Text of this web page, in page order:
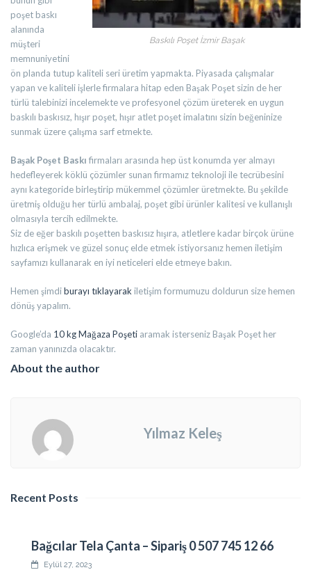
Baskılı Poşet İzmir Başak
poşet baskı
alanında
müşteri
memnuniyetini
ön planda tutup kaliteli seri üretim yapmakta. Piyasada çalışmalar
yapan ve kaliteli işlerle firmalara hitap eden Başak Poşet sizin de her
türlü talebinizi incelemekte ve profesyonel çözüm üreterek en uygun
baskılı baskısız, hışır poşet, hışır atlet poşet imalatını sizin beğeninize
sunmak üzere çalışma sarf etmekte.
Başak Poşet Baskı firmaları arasında hep üst konumda yer almayı
hedefleyerek köklü çözümler sunan firmamız teknoloji ile tecrübesini
aynı kategoride birleştirip mükemmel çözümler üretmekte. Bu şekilde
üretmiş olduğu her türlü ambalaj, poşet gibi ürünler kalitesi ve kullanışlı
olmasıyla tercih edilmekte.
Siz de eğer baskılı poşetten baskısız hışıra, atletlere kadar birçok ürüne
hızlıca erişmek ve güzel sonuç elde etmek istiyorsanız hemen iletişim
sayfamızı kullanarak en iyi neticeleri elde etmeye bakın.
Hemen şimdiburayı tıklayarak iletişim formumuzu doldurun size hemen
dönüş yapalım.
Google’da 10 kg Mağaza Poşeti aramak isterseniz Başak Poşet her
zaman yanınızda olacaktır.
About the author
Yılmaz Keleş
Recent Posts
Bağcılar Tela Çanta – Sipariş 0 507 745 12 66
Eylül 27, 2023